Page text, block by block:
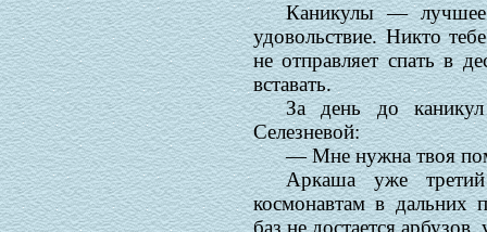
Каникулы — лучшее
удовольствие. Никто
не отправляет спать в
вставать.
За день до
Селезневой:
— Мне нужна твоя
Аркаша уже
космонавтам в дальних
баз не достается